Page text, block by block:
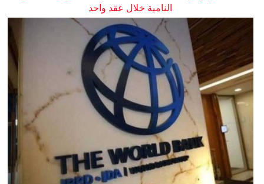
النامية خلال عقد واحد